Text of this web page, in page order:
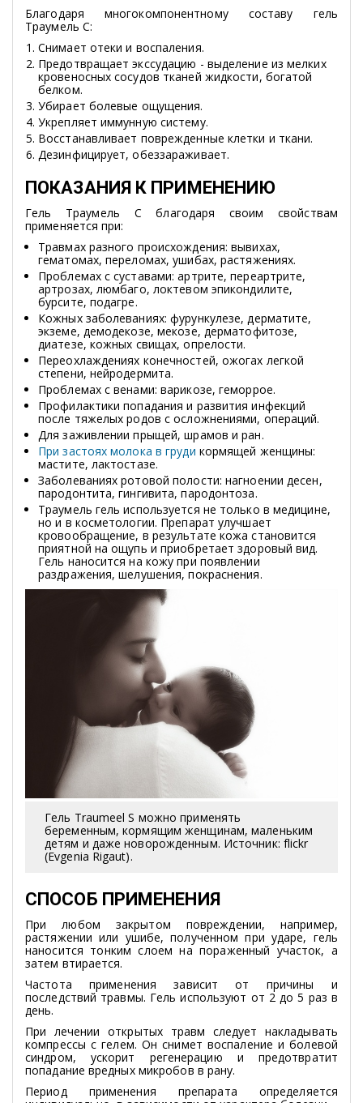
Благодаря многокомпонентному составу гель
Траумель С:
Снимает отеки и воспаления.
Предотвращает экссудацию - выделение из мелких
кровеносных сосудов тканей жидкости, богатой
белком.
Убирает болевые ощущения.
Укрепляет иммунную систему.
Восстанавливает поврежденные клетки и ткани.
Дезинфицирует, обеззараживает.
ПОКАЗАНИЯ К ПРИМЕНЕНИЮ
Гель Траумель С благодаря своим свойствам
применяется при:
Травмах разного происхождения: вывихах,
гематомах, переломах, ушибах, растяжениях.
Проблемах с суставами: артрите, переартрите,
артрозах, люмбаго, локтевом эпикондилите,
бурсите, подагре.
Кожных заболеваниях: фурункулезе, дерматите,
экземе, демодекозе, мекозе, дерматофитозе,
диатезе, кожных свищах, опрелости.
Переохлаждениях конечностей, ожогах легкой
степени, нейродермита.
Проблемах с венами: варикозе, геморрое.
Профилактики попадания и развития инфекций
после тяжелых родов с осложнениями, операций.
Для заживлении прыщей, шрамов и ран.
При застоях молока в груди кормящей женщины:
мастите, лактостазе.
Заболеваниях ротовой полости: нагноении десен,
пародонтита, гингивита, пародонтоза.
Траумель гель используется не только в медицине,
но и в косметологии. Препарат улучшает
кровообращение, в результате кожа становится
приятной на ощупь и приобретает здоровый вид.
Гель наносится на кожу при появлении
раздражения, шелушения, покраснения.
Гель Traumeel S можно применять
беременным, кормящим женщинам, маленьким
детям и даже новорожденным. Источник: flickr
(Evgenia Rigaut).
СПОСОБ ПРИМЕНЕНИЯ
При любом закрытом повреждении, например,
растяжении или ушибе, полученном при ударе, гель
наносится тонким слоем на пораженный участок, а
затем втирается.
Частота применения зависит от причины и
последствий травмы. Гель используют от 2 до 5 раз в
день.
При лечении открытых травм следует накладывать
компрессы с гелем. Он снимет воспаление и болевой
синдром, ускорит регенерацию и предотвратит
попадание вредных микробов в рану.
Период применения препарата определяется